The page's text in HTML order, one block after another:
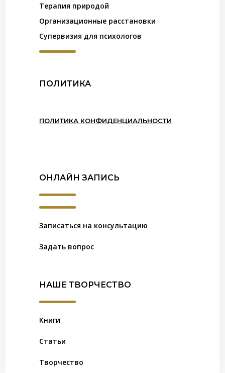
Терапия природой
Организационные расстановки
Супервизия для психологов
ПОЛИТИКА
ПОЛИТИКА КОНФИДЕНЦИАЛЬНОСТИ
ОНЛАЙН ЗАПИСЬ
Записаться на консультацию
Задать вопрос
НАШЕ ТВОРЧЕСТВО
Книги
Статьи
Творчество